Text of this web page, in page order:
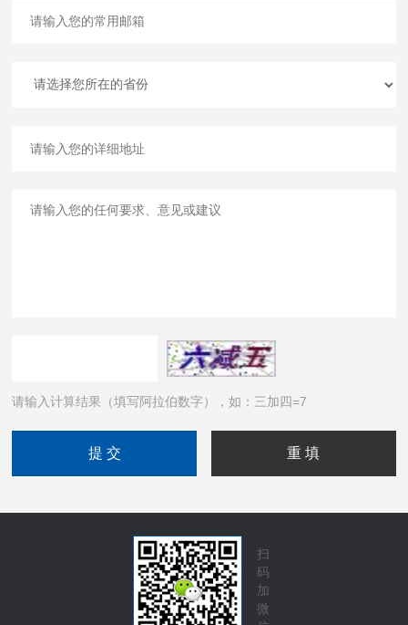
请输入计算结果（填写阿拉伯数字），如：三加四=7
扫
码
加
微